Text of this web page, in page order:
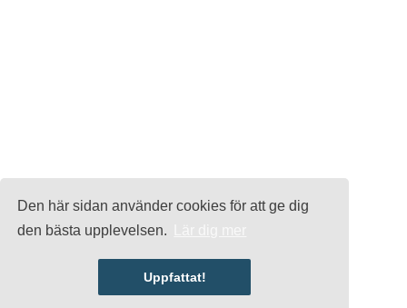
Den här sidan använder cookies för att ge dig
den bästa upplevelsen.
Uppfattat!